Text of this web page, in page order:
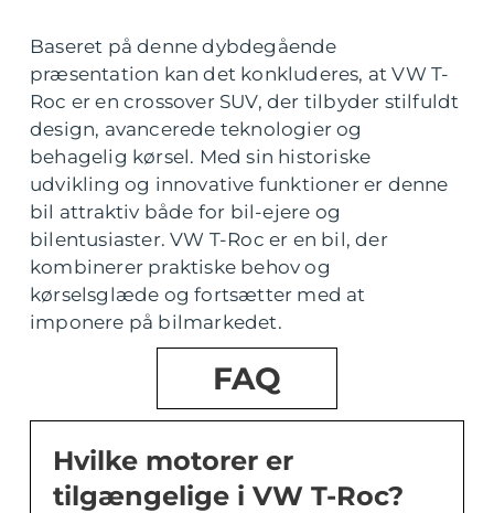
Baseret på denne dybdegående
præsentation kan det konkluderes, at VW T-
Roc er en crossover SUV, der tilbyder stilfuldt
design, avancerede teknologier og
behagelig kørsel. Med sin historiske
udvikling og innovative funktioner er denne
bil attraktiv både for bil-ejere og
bilentusiaster. VW T-Roc er en bil, der
kombinerer praktiske behov og
kørselsglæde og fortsætter med at
imponere på bilmarkedet.
FAQ
Hvilke motorer er
tilgængelige i VW T-Roc?